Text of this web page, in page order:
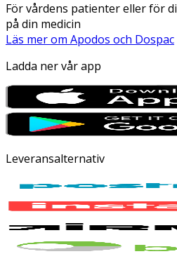
För vårdens patienter eller för
på din medicin
Läs mer om Apodos och Dospac
Ladda ner vår app
Leveransalternativ